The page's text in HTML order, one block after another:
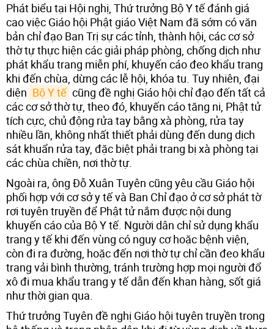
Phát biểu tại Hội nghị, Thứ trưởng Bộ Y tế đánh giá
cao việc Giáo hội Phật giáo Việt Nam đã sớm có văn
bản chỉ đạo Ban Trị sự các tỉnh, thành hội, các cơ sở
thờ tự thực hiện các giải pháp phòng, chống dịch như
phát khẩu trang miễn phí, khuyến cáo đeo khẩu trang
khi đến chùa, dừng các lễ hội, khóa tu. Tuy nhiên, đại
diện Bộ Y tế cũng đề nghị Giáo hội chỉ đạo đến tất cả
các cơ sở thờ tự, theo đó, khuyến cáo tăng ni, Phật tử
tích cực, chủ động rửa tay bằng xà phòng, rửa tay
nhiều lần, không nhất thiết phải dùng đến dung dịch
sát khuẩn rửa tay, đặc biệt phải trang bị xà phòng tại
các chùa chiền, nơi thờ tự.
Ngoài ra, ông Đỗ Xuân Tuyên cũng yêu cầu Giáo hội
phối hợp với cơ sở y tế và Ban Chỉ đạo ở cơ sở phát tờ
rơi tuyên truyền để Phật tử nắm được nội dung
khuyến cáo của Bộ Y tế. Người dân chỉ sử dụng khẩu
trang y tế khi đến vùng có nguy cơ hoặc bệnh viện,
còn đi ra đường, hoặc đến nơi thờ tự chỉ cần đeo khẩu
trang vải bình thường, tránh trường hợp mọi người đổ
xô đi mua khẩu trang y tế dẫn đến khan hàng, sốt giá
như thời gian qua.
Thứ trưởng Tuyên đề nghị Giáo hội tuyên truyền trong